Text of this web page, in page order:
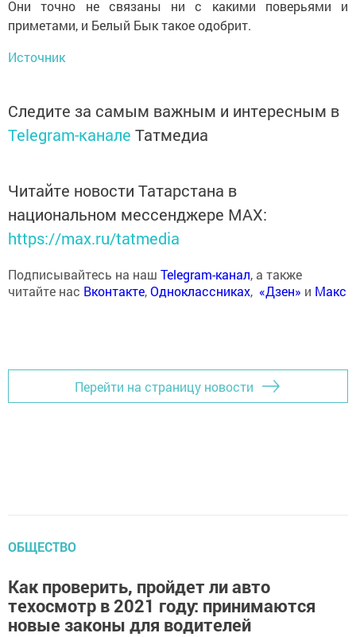
Они точно не связаны ни с какими поверьями и
приметами, и Белый Бык такое одобрит.
Источник
Следите за самым важным и интересным в
Telegram-канале Татмедиа
Читайте новости Татарстана в
национальном мессенджере MАХ:
https://max.ru/tatmedia
Подписывайтесь на наш Telegram-канал, а также
читайте нас Вконтакте,Одноклассниках, «Дзен» и Макс
Перейти на страницу новости
ОБЩЕСТВО
Как проверить, пройдет ли авто
техосмотр в 2021 году: принимаются
новые законы для водителей